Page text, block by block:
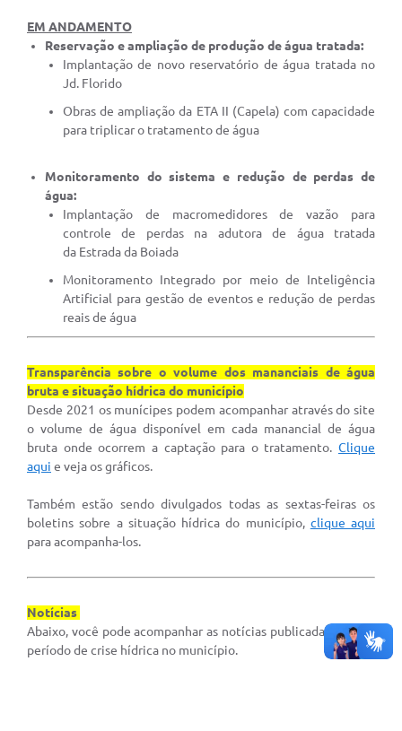
EM ANDAMENTO
Reservação e ampliação de produção de água tratada:
Implantação de novo reservatório de água tratada no
Jd. Florido
Obras de ampliação da ETA II (Capela) com capacidade
para triplicar o tratamento de água
Monitoramento do sistema e redução de perdas de
água:
Implantação de macromedidores de vazão para
controle de perdas na adutora de água tratada
da Estrada da Boiada
Monitoramento Integrado por meio de Inteligência
Artificial para gestão de eventos e redução de perdas
reais de água
Transparência sobre o volume dos mananciais de água
bruta e situação hídrica do município
Desde 2021 os munícipes podem acompanhar através do site
o volume de água disponível em cada manancial de água
bruta onde ocorrem a captação para o tratamento. Clique
aqui e veja os gráficos.
Também estão sendo divulgados todas as sextas-feiras os
boletins sobre a situação hídrica do município, clique aqui
para acompanha-los.
Notícias
Abaixo, você pode acompanhar as notícias publicadas sobre o
período de crise hídrica no município.​